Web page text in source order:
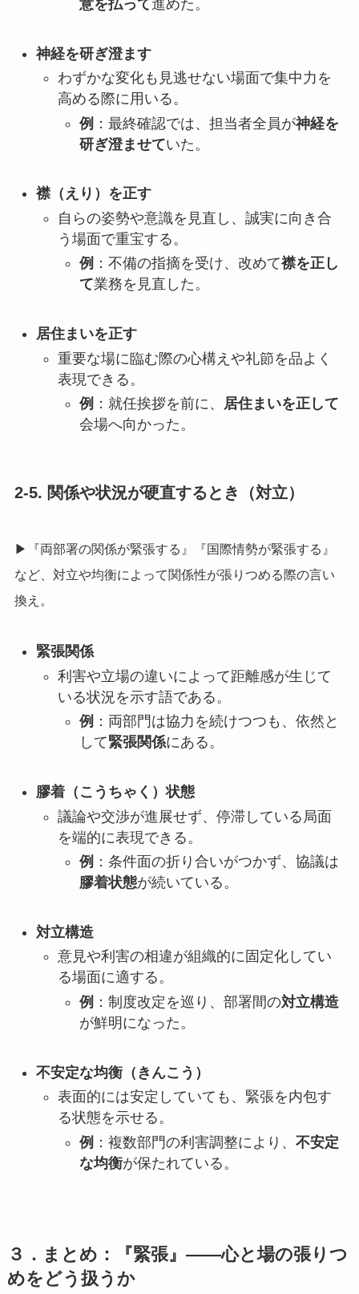
意を払って進めた。
神経を研ぎ澄ます
わずかな変化も見逃せない場面で集中力を
高める際に用いる。
例 ：最終確認では、担当者全員が神経を
研ぎ澄ませていた。
襟（えり）を正す
自らの姿勢や意識を見直し、誠実に向き合
う場面で重宝する。
例 ：不備の指摘を受け、改めて襟を正し
て業務を見直した。
居住まいを正す
重要な場に臨む際の心構えや礼節を品よく
表現できる。
例 ：就任挨拶を前に、 居住まいを正して
会場へ向かった。
2-5. 関係や状況が硬直するとき（対立）
▶『両部署の関係が緊張する』『国際情勢が緊張する』
など、対立や均衡によって関係性が張りつめる際の言い
換え。
緊張関係
利害や立場の違いによって距離感が生じて
いる状況を示す語である。
例 ：両部門は協力を続けつつも、依然と
して緊張関係にある。
膠着（こうちゃく）状態
議論や交渉が進展せず、停滞している局面
を端的に表現できる。
例 ：条件面の折り合いがつかず、協議は
膠着状態が続いている。
対立構造
意見や利害の相違が組織的に固定化してい
る場面に適する。
例 ：制度改定を巡り、部署間の対立構造
が鮮明になった。
不安定な均衡（きんこう）
表面的には安定していても、緊張を内包す
る状態を示せる。
例 ：複数部門の利害調整により、 不安定
な均衡が保たれている。
３．まとめ：『緊張』——心と場の張りつ
めをどう扱うか